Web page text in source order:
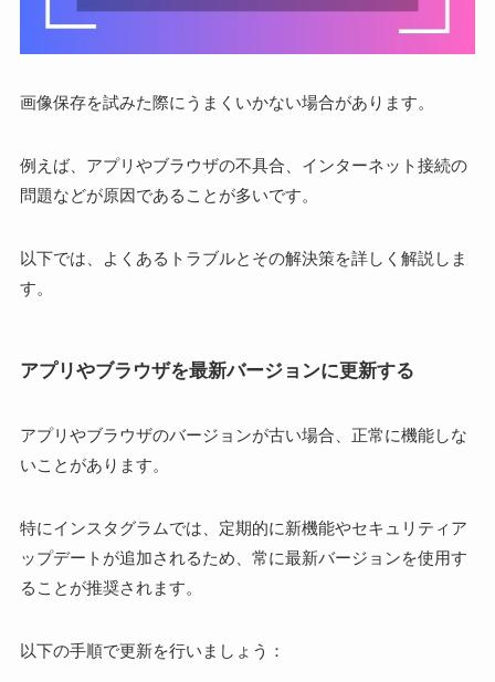
画像保存を試みた際にうまくいかない場合があります。
例えば、アプリやブラウザの不具合、インターネット接続の
問題などが原因であることが多いです。
以下では、よくあるトラブルとその解決策を詳しく解説しま
す。
アプリやブラウザを最新バージョンに更新する
アプリやブラウザのバージョンが古い場合、正常に機能しな
いことがあります。
特にインスタグラムでは、定期的に新機能やセキュリティア
ップデートが追加されるため、常に最新バージョンを使用す
ることが推奨されます。
以下の手順で更新を行いましょう：